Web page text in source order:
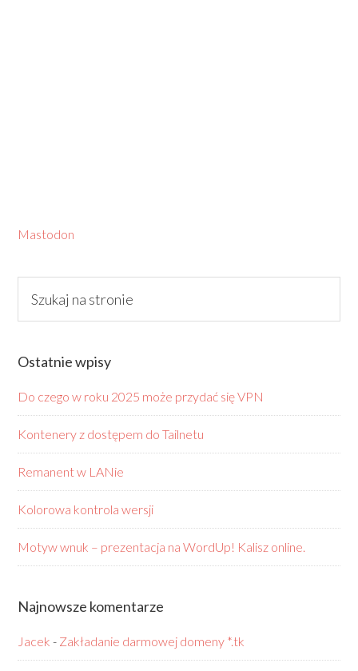
Mastodon
Ostatnie wpisy
Do czego w roku 2025 może przydać się VPN
Kontenery z dostępem do Tailnetu
Remanent w LANie
Kolorowa kontrola wersji
Motyw wnuk – prezentacja na WordUp! Kalisz online.
Najnowsze komentarze
Jacek - Zakładanie darmowej domeny *.tk